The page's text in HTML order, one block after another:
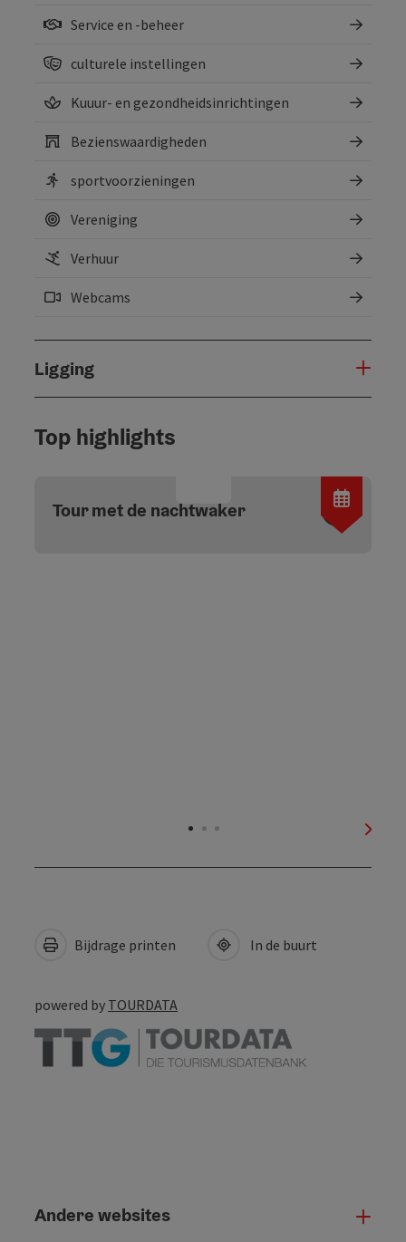
Service en -beheer
culturele instellingen
Kuuur- en gezondheidsinrichtingen
Bezienswaardigheden
sportvoorzieningen
Vereniging
Verhuur
Webcams
Ligging
Top highlights
Start
Tour met de nachtwaker
Bijdrage printen In de buurt
powered by TOURDATA
Andere websites